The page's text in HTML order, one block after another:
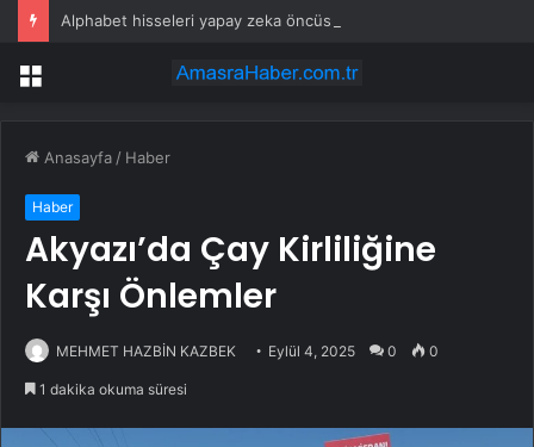
Menü
Anasayfa / Haber
Haber
Akyazı’da Çay Kirliliğine
Karşı Önlemler
MEHMET HAZBİN KAZBEK Eylül 4, 2025 0 0
1 dakika okuma süresi